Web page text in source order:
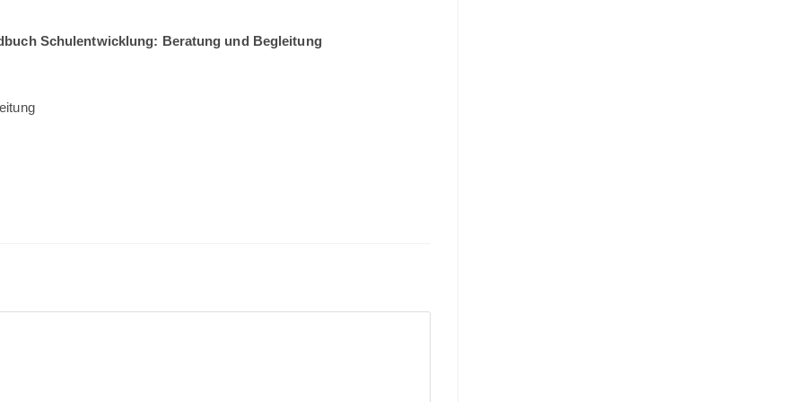
Schulentwicklung: Beratung und Begleitung